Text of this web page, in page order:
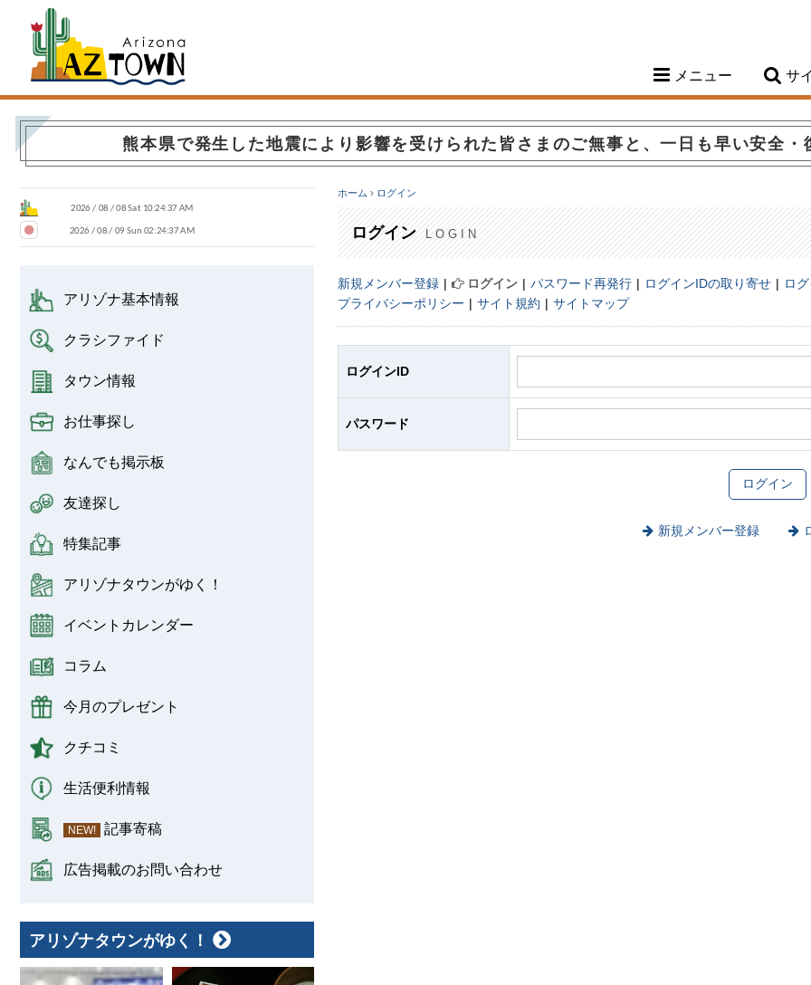
メニュー サ
熊本県で発生した地震により影響を受けられた皆さまのご無事と、一日も早い安全・
アリゾナ基本情報
クラシファイド
タウン情報
お仕事探し
なんでも掲示板
友達探し
特集記事
アリゾナタウンがゆく！
イベントカレンダー
コラム
今月のプレゼント
クチコミ
生活便利情報
NEW! 記事寄稿
広告掲載のお問い合わせ
アリゾナタウンがゆく！
ホーム › ログイン
ログイン LOGIN
新規メンバー登録 ログイン パスワード再発行 ログインIDの取り寄せ ロ
プライバシーポリシー
サイト規約 サイトマップ
ログインID
パスワード
新規メンバー登録